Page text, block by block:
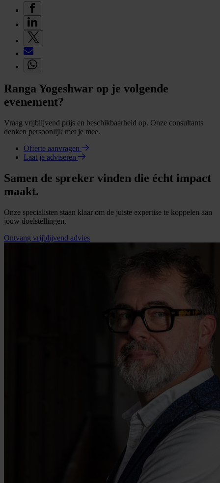
Ranga Yogeshwar op je volgende
evenement?
Vraag vrijblijvend prijs en beschikbaarheid op. Onze consultants
denken persoonlijk met je mee.
Offerte aanvragen
Laat je adviseren
Samen de spreker vinden die écht impact
maakt.
Onze specialisten staan klaar om de juiste expertise te koppelen aan
jouw doelstellingen.
Ontvang vrijblijvend advies